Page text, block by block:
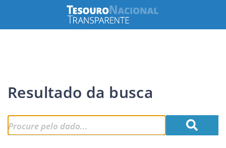
Resultado da busca